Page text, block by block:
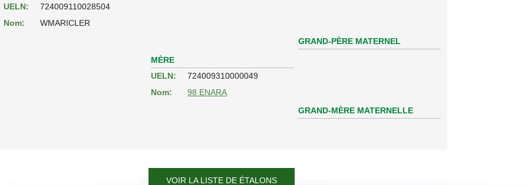
UELN:
724009110028504
Nom:
WMARICLER
MÈRE
UELN:
724009310000049
Nom:
98 ENARA
GRAND-PÈRE MATERNEL
GRAND-MÈRE MATERNELLE
VOIR LA LISTE DE ÉTALONS